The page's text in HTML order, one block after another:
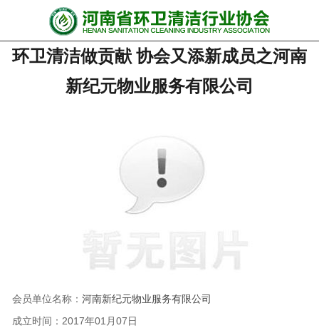
网站首页
协会动态
行业资讯
关于协会
环卫清洁做贡献 协会又添新成员之河南
新纪元物业服务有限公司
会员单位名称： 河南新纪元物业服务有限公司
成立时间：2017年01月07日